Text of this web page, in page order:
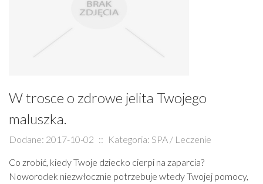
W trosce o zdrowe jelita Twojego
maluszka.
Dodane: 2017-10-02 :: Kategoria: SPA / Leczenie
Co zrobić, kiedy Twoje dziecko cierpi na zaparcia?
Noworodek niezwłocznie potrzebuje wtedy Twojej pomocy,